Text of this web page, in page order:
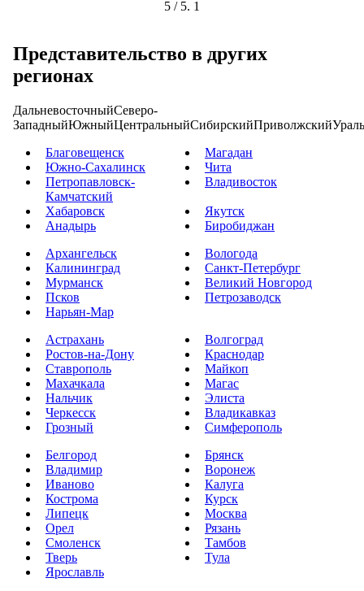
5 / 5. 1
Представительство в других
регионах
ДальневосточныйСеверо-
ЗападныйЮжныйЦентральныйСибирскийПриволжский
Благовещенск
Магадан
Южно-Сахалинск
Чита
Петропавловск-
Камчатский
Владивосток
Хабаровск
Якутск
Анадырь
Биробиджан
Архангельск
Вологода
Калининград
Санкт-Петербург
Мурманск
Великий Новгород
Псков
Петрозаводск
Нарьян-Мар
Астрахань
Волгоград
Ростов-на-Дону
Краснодар
Ставрополь
Майкоп
Махачкала
Магас
Нальчик
Элиста
Черкесск
Владикавказ
Грозный
Симферополь
Белгород
Брянск
Владимир
Воронеж
Иваново
Калуга
Кострома
Курск
Липецк
Москва
Орел
Рязань
Смоленск
Тамбов
Тверь
Тула
Ярославль